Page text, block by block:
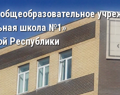
школа №1»
Республики